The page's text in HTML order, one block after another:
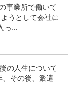
事業所で働いて
うとして会社に
っ...
の人生について
、その後、派遣